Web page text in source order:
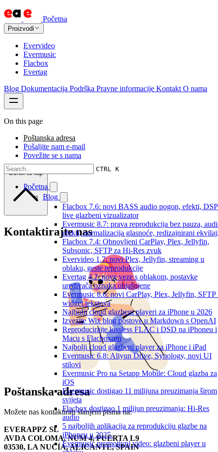
Početna
Proizvodi
Evervideo
Evermusic
Flacbox
Evertag
Blog Dokumentacija Podrška Pravne informacije Kontakt O nama
CTRL K
Početna
Blog
Flacbox 7.6: novi BASS audio pogon, efekti,
live glazbeni vizualizator
Evermusic 8.7: prava reprodukcija bez pauza,
efekti, normalizacija glasnoće, redizajnirani
Flacbox 7.4: Obnovljeni CarPlay, Plex, Jellyfin,
Subsonic, SFTP za Hi-Res zvuk
Evervideo 1.7: novi Plex, Jellyfin, streaming u
oblaku, geste reprodukcije
Evertag 4.2: nove veze s oblakom, postavke
uređivača oznaka objašnjene
Evermusic 8.6: novi CarPlay, Plex, Jellyfin, SFTP
widget tekstova
Najbolji cloud glazbeni playeri za iPhone u 2026
Izvezite Wix blog postove u Markdown s OpenAI
Reproducirajte lossless FLAC i DSD na iPhoneu i
Macu s Flacboxom
Najbolji cloud glazbeni player za iPhone i iPad
Evermusic 6.8: Aliyun Drive, Synology, novi UI
stilovi
Evermusic Pro na Setapp Mobile: Cloud glazba za
iOS
Evermusic dostigao 11 milijuna preuzimanja širom
svijeta
Flacbox dostigao 1 milijun preuzimanja: Hi-Res
audio
5 najboljih aplikacija za reprodukciju glazbe na
iPhoneu u 2025.
Evermusic promotivni video: glazbeni player u
On this page
Poštanska adresa
Pošaljite nam e-mail
Povežite se s nama
Scroll to top
Kontaktirajte nas
Poštanska adresa
Možete nas kontaktirati slanjem pisma na:
EVERAPPZ SL
AVDA COLOMA, NUM 4, PUERTA L9
03530, LA NUCÍA, ALICANTE, SPAIN